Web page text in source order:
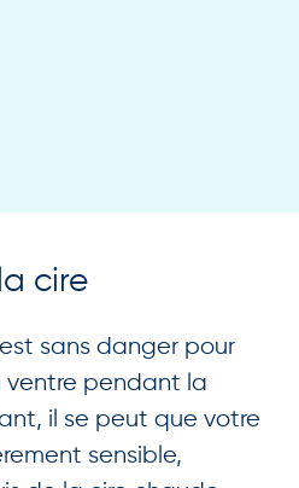
cire
sans danger pour
ventre pendant la
il se peut que votre
sensible,